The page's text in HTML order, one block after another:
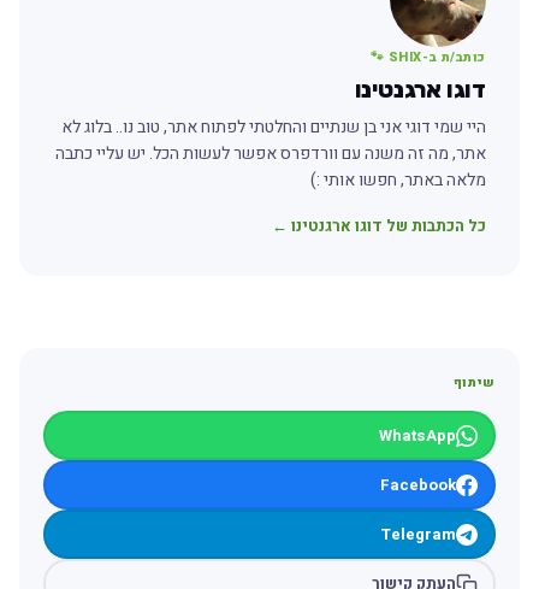
כותב/ת ב-SHIX 🐾
דוגו ארגנטינו
היי שמי דוגי אני בן שנתיים והחלטתי לפתוח אתר, טוב נו.. בלוג לא
אתר, מה זה משנה עם וורדפרס אפשר לעשות הכל. יש עליי כתבה
מלאה באתר, חפשו אותי :)
כל הכתבות של דוגו ארגנטינו ←
שיתוף
WhatsApp
Facebook
Telegram
העתק קישור